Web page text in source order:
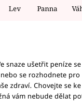
Lev Panna
snaze ušetřit peníze
se rozhodnete pro
zdraví. Chovejte se
vám nebude dělat